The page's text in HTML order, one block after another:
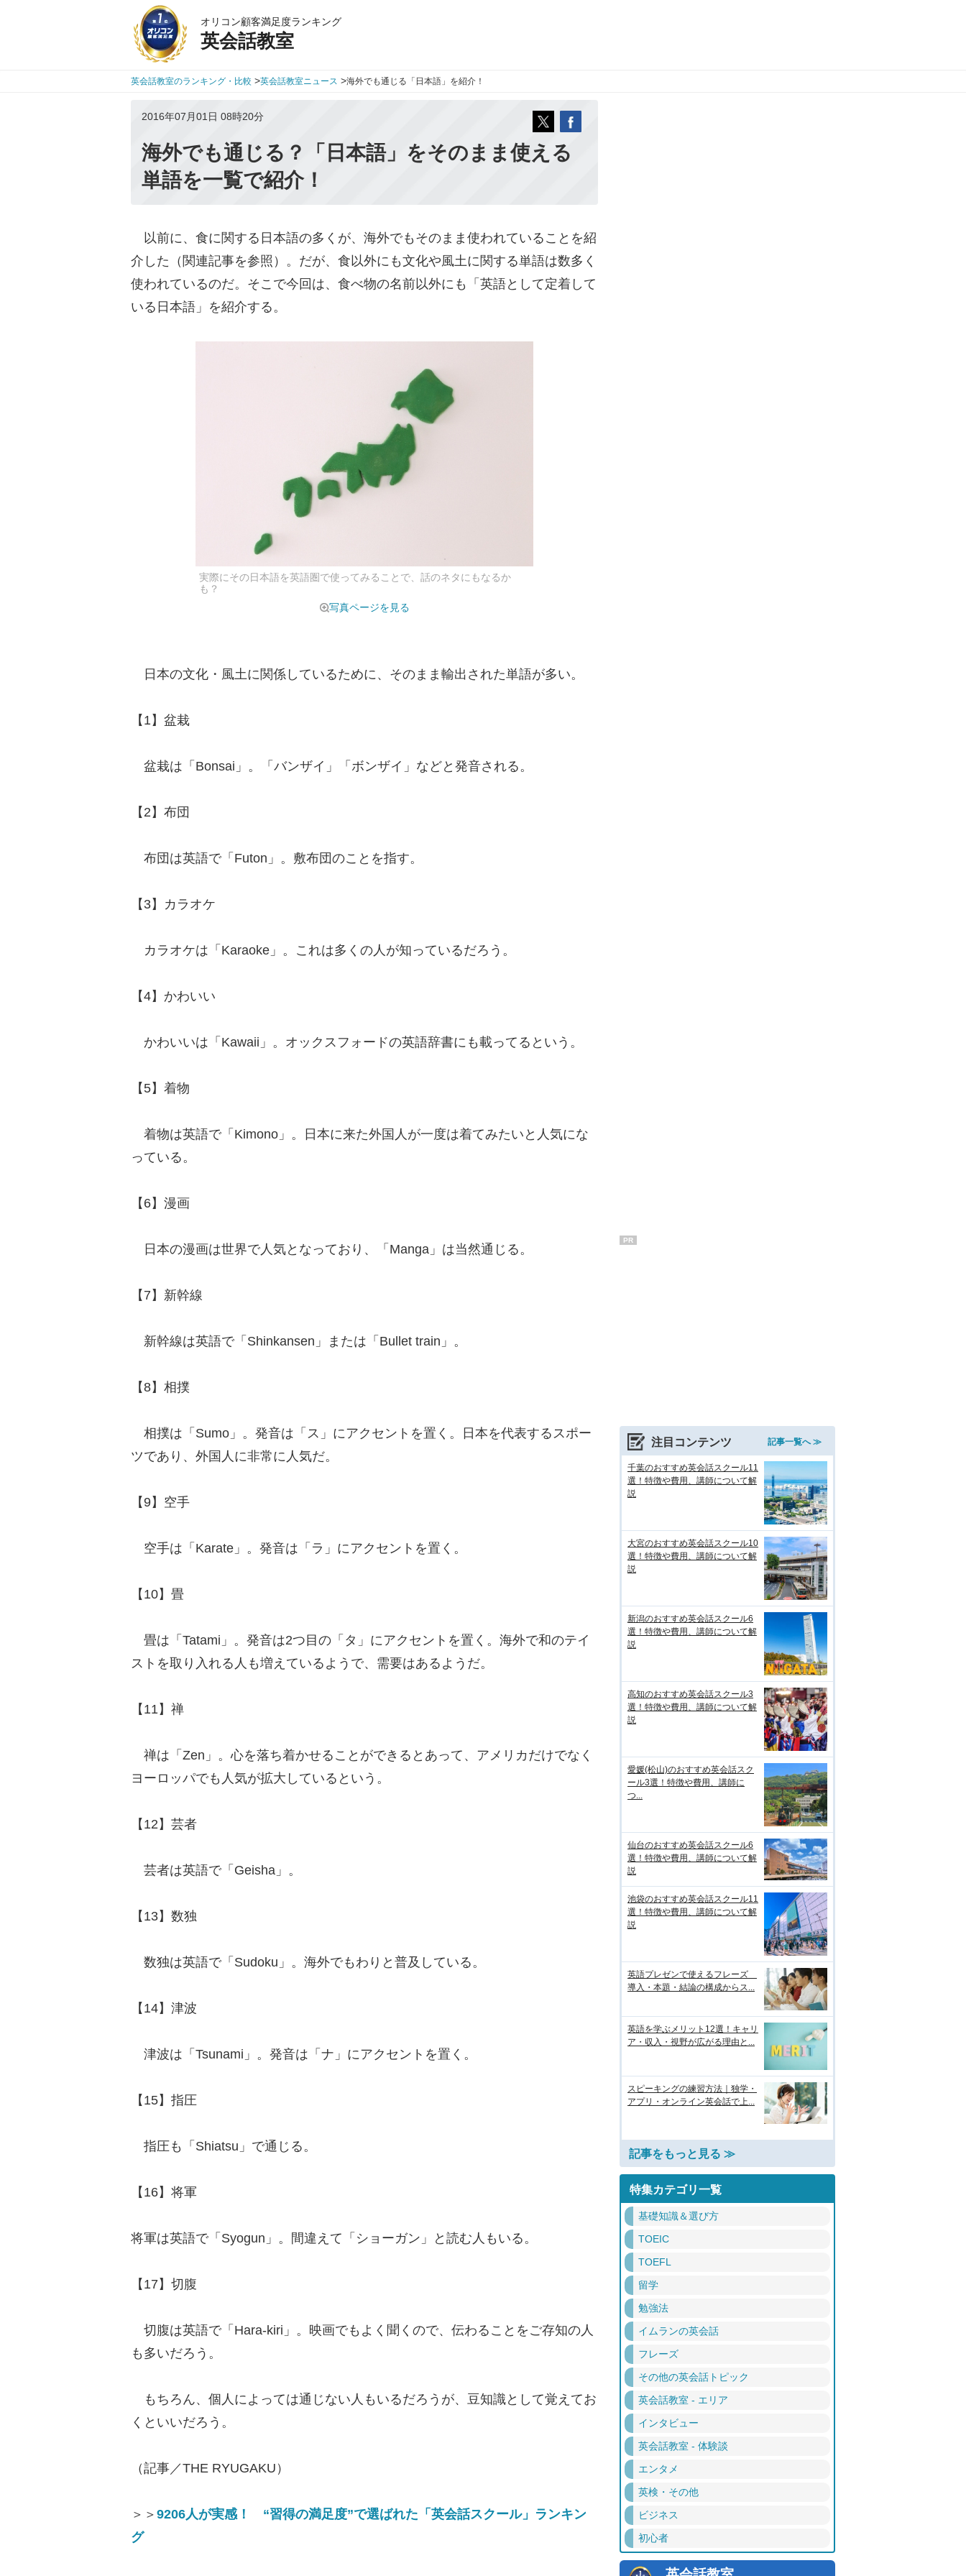
オリコン顧客満足度ランキング
英会話教室
英会話教室のランキング・比較 >英会話教室ニュース >海外でも通じる「日本語」を紹介！
2016年07月01日 08時20分
海外でも通じる？「日本語」をそのまま使える
単語を一覧で紹介！
以前に、食に関する日本語の多くが、海外でもそのまま使われていることを紹
介した（関連記事を参照）。だが、食以外にも文化や風土に関する単語は数多く
使われているのだ。そこで今回は、食べ物の名前以外にも「英語として定着して
いる日本語」を紹介する。
実際にその日本語を英語圏で使ってみることで、話のネタにもなるか
も？
写真ページを見る
日本の文化・風土に関係しているために、そのまま輸出された単語が多い。
【1】盆栽
盆栽は「Bonsai」。「バンザイ」「ボンザイ」などと発音される。
【2】布団
布団は英語で「Futon」。敷布団のことを指す。
【3】カラオケ
カラオケは「Karaoke」。これは多くの人が知っているだろう。
【4】かわいい
かわいいは「Kawaii」。オックスフォードの英語辞書にも載ってるという。
【5】着物
着物は英語で「Kimono」。日本に来た外国人が一度は着てみたいと人気にな
っている。
【6】漫画
日本の漫画は世界で人気となっており、「Manga」は当然通じる。
【7】新幹線
新幹線は英語で「Shinkansen」または「Bullet train」。
【8】相撲
相撲は「Sumo」。発音は「ス」にアクセントを置く。日本を代表するスポー
ツであり、外国人に非常に人気だ。
【9】空手
空手は「Karate」。発音は「ラ」にアクセントを置く。
【10】畳
畳は「Tatami」。発音は2つ目の「タ」にアクセントを置く。海外で和のテイ
ストを取り入れる人も増えているようで、需要はあるようだ。
【11】禅
禅は「Zen」。心を落ち着かせることができるとあって、アメリカだけでなく
ヨーロッパでも人気が拡大しているという。
【12】芸者
芸者は英語で「Geisha」。
【13】数独
数独は英語で「Sudoku」。海外でもわりと普及している。
【14】津波
津波は「Tsunami」。発音は「ナ」にアクセントを置く。
【15】指圧
指圧も「Shiatsu」で通じる。
【16】将軍
将軍は英語で「Syogun」。間違えて「ショーガン」と読む人もいる。
【17】切腹
切腹は英語で「Hara-kiri」。映画でもよく聞くので、伝わることをご存知の人
も多いだろう。
もちろん、個人によっては通じない人もいるだろうが、豆知識として覚えてお
くといいだろう。
（記事／THE RYUGAKU）
＞＞ 9206人が実感！ “習得の満足度”で選ばれた「英会話スクール」ランキン
グ
PR
注目コンテンツ 記事一覧へ ≫
千葉のおすすめ英会話スクール11
選！特徴や費用、講師について解
説
大宮のおすすめ英会話スクール10
選！特徴や費用、講師について解
説
新潟のおすすめ英会話スクール6
選！特徴や費用、講師について解
説
高知のおすすめ英会話スクール3
選！特徴や費用、講師について解
説
愛媛(松山)のおすすめ英会話スク
ール3選！特徴や費用、講師に
つ...
仙台のおすすめ英会話スクール6
選！特徴や費用、講師について解
説
池袋のおすすめ英会話スクール11
選！特徴や費用、講師について解
説
英語プレゼンで使えるフレーズ
導入・本題・結論の構成からス...
英語を学ぶメリット12選！キャリ
ア・収入・視野が広がる理由と...
スピーキングの練習方法｜独学・
アプリ・オンライン英会話で上...
記事をもっと見る ≫
特集カテゴリ一覧
基礎知識＆選び方
TOEIC
TOEFL
留学
勉強法
イムランの英会話
フレーズ
その他の英会話トピック
英会話教室 - エリア
インタビュー
英会話教室 - 体験談
エンタメ
英検・その他
ビジネス
初心者